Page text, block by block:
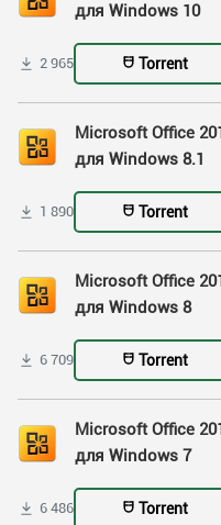
для Windows 10
2 965 Torrent
Microsoft Office
для Windows 8.1
1 890 Torrent
Microsoft Office
для Windows 8
6 709 Torrent
Microsoft Office
для Windows 7
6 486 Torrent